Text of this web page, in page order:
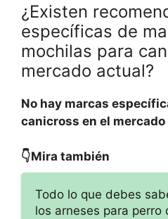
¿Existen
específicas de
mochilas para
mercado actual?
No hay marcas
canicross en el
👇Mira también
Todo lo que debes
los arneses para perro